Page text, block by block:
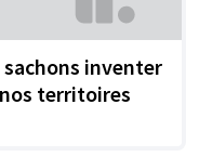
inventer
territoires